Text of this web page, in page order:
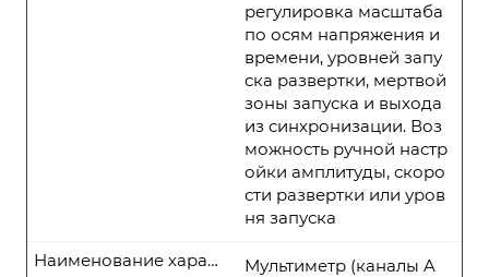
регулировка масштаба
по осям напряжения и
времени, уровней запу
ска развертки, мертвой
зоны запуска и выхода
из синхронизации. Воз
можность ручной настр
ойки амплитуды, скоро
сти развертки или уров
ня запуска
Мультиметр (каналы A
Наименование характеристики